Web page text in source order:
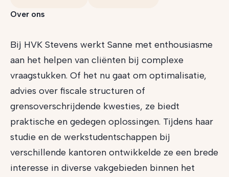
Over ons
Bij HVK Stevens werkt Sanne met enthousiasme
aan het helpen van cliënten bij complexe
vraagstukken. Of het nu gaat om optimalisatie,
advies over fiscale structuren of
grensoverschrijdende kwesties, ze biedt
praktische en gedegen oplossingen. Tijdens haar
studie en de werkstudentschappen bij
verschillende kantoren ontwikkelde ze een brede
interesse in diverse vakgebieden binnen het